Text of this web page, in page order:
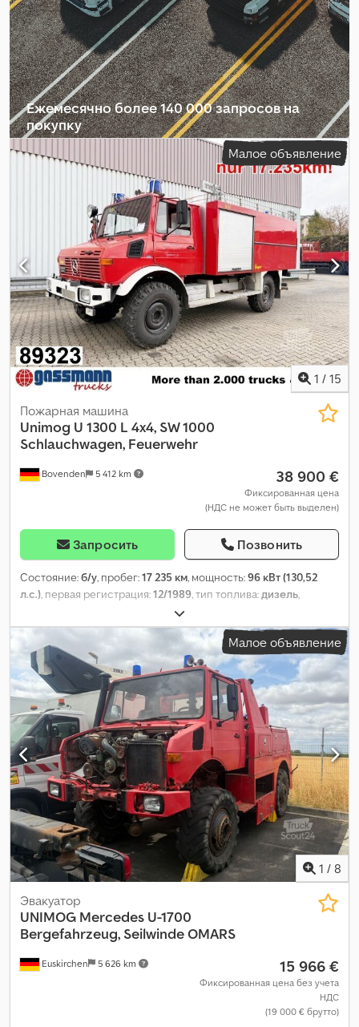
Ежемесячно более 140 000 запросов на
покупку
Выбрать пакет дилераМалое объявление
1 / 15
Bovenden 5 412 km
Пожарная машина
Unimog U 1300 L 4x4, SW 1000
Schlauchwagen, Feuerwehr
38 900 €
Фиксированная цена
(НДС не может быть выделен)
Запросить Позвонить
Состояние:б/у, пробег:17 235 км, мощность:96 кВт (130,52
л.с.), первая регистрация:12/1989, тип топлива:дизель,
, максимальная грузоподъёмность:
2 340 кг, общий вес:8 000 кг, размер шины:12.5-20,
конфигурация осей:
, колесная база: 3 700 мм , следующая
проверка (TÜV):
06/2026 , тормоза:торможение двигателем
цвет:красный , кабина водителя: дневная кабина
, тип
передачи:механический , класс выбросов:нет, подвеска:
сталь, количество мест:3, Оборудование:блокировка
дифференциала, гидроусилитель руля, дополнительные
фары, кабина, полный привод
Малое объявление
1 / 8
Euskirchen 5 626 km
Эвакуатор
UNIMOG Mercedes U-1700
Bergefahrzeug, Seilwinde OMARS
15 966 €
Фиксированная цена без учета
НДС
(19 000 € брутто)